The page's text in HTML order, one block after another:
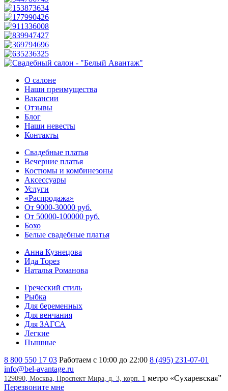
О салоне
Наши преимущества
Вакансии
Отзывы
Блог
Наши невесты
Контакты
Свадебные платья
Вечерние платья
Костюмы и комбинезоны
Аксессуары
Услуги
«Распродажа»
От 9000-30000 руб.
От 50000-100000 руб.
Бохо
Белые свадебные платья
Анна Кузнецова
Ида Торез
Наталья Романова
Греческий стиль
Рыбка
Для беременных
Для венчания
Для ЗАГСА
Легкие
Пышные
8 800 550 17 03 Работаем с 10:00 до 22:00 8 (495) 231-07-01
info@bel-avantage.ru
129090, Москва, Проспект Мира, д. 3, корп. 1 метро «Сухаревская”
Перезвоните мне